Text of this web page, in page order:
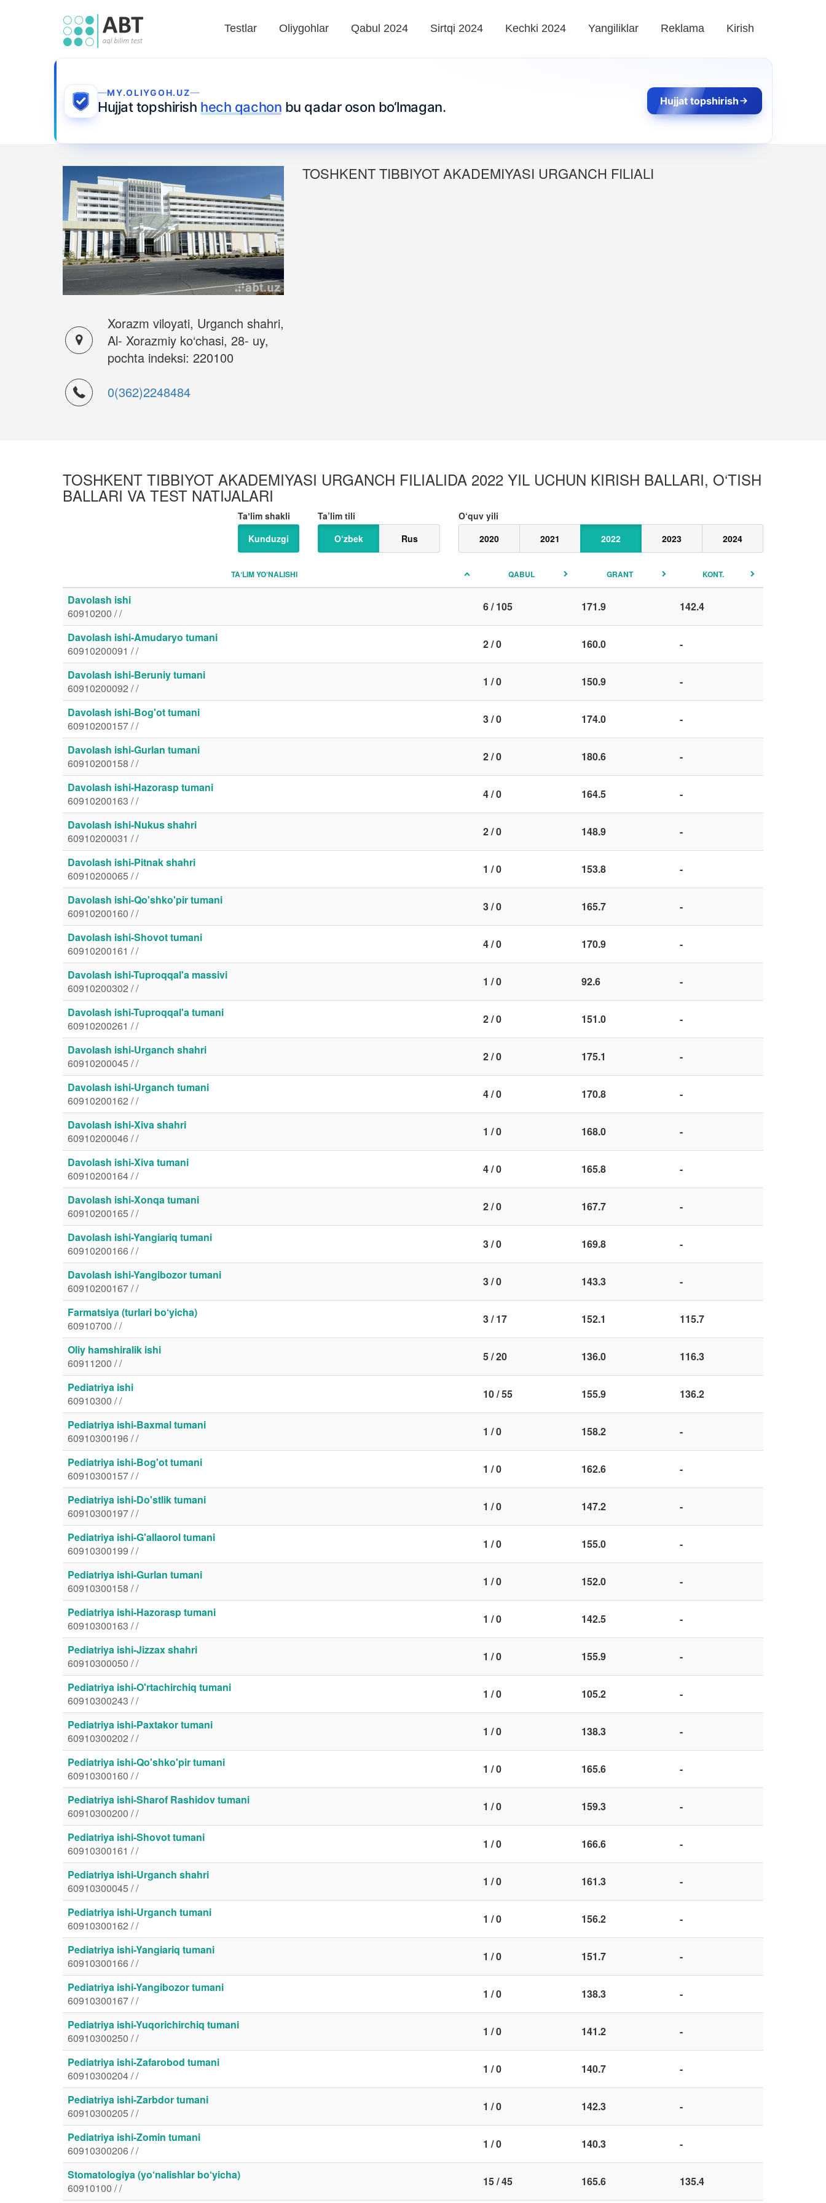
Testlar Oliygohlar Qabul 2024 Sirtqi 2024 Kechki 2024 Yangiliklar Reklama Kirish
MY.OLIYGOH.UZ
Hujjat topshirish hech qachon bu qadar oson bo‘lmagan. Hujjat topshirish
Xorazm viloyati, Urganch shahri,
Al- Xorazmiy ko‘chasi, 28- uy,
pochta indeksi: 220100
0(362)2248484
TOSHKENT TIBBIYOT AKADEMIYASI URGANCH FILIALI
TOSHKENT TIBBIYOT AKADEMIYASI URGANCH FILIALIDA 2022 YIL UCHUN KIRISH BALLARI, O‘TISH
BALLARI VA TEST NATIJALARI
O‘quv yili
2020
2021 2022 2023 2024
Ta’lim tili
O‘zbek
Rus
Taʼlim shakli
Kunduzgi
TAʼLIM YO‘NALISHI QABUL GRANT KONT.
Davolash ishi
60910200 / /
6 / 105 171.9 142.4
Davolash ishi-Amudaryo tumani
60910200091 / /
2 / 0 160.0 -
Davolash ishi-Beruniy tumani
60910200092 / /
1 / 0 150.9 -
Davolash ishi-Bog'ot tumani
60910200157 / /
3 / 0 174.0 -
Davolash ishi-Gurlan tumani
60910200158 / /
2 / 0 180.6 -
Davolash ishi-Hazorasp tumani
60910200163 / /
4 / 0 164.5 -
Davolash ishi-Nukus shahri
60910200031 / /
2 / 0 148.9 -
Davolash ishi-Pitnak shahri
60910200065 / /
1 / 0 153.8 -
Davolash ishi-Qo'shko'pir tumani
60910200160 / /
3 / 0 165.7 -
Davolash ishi-Shovot tumani
60910200161 / /
4 / 0 170.9 -
Davolash ishi-Tuproqqal'a massivi
60910200302 / /
1 / 0 92.6 -
Davolash ishi-Tuproqqal'a tumani
60910200261 / /
2 / 0 151.0 -
Davolash ishi-Urganch shahri
60910200045 / /
2 / 0 175.1 -
Davolash ishi-Urganch tumani
60910200162 / /
4 / 0 170.8 -
Davolash ishi-Xiva shahri
60910200046 / /
1 / 0 168.0 -
Davolash ishi-Xiva tumani
60910200164 / /
4 / 0 165.8 -
Davolash ishi-Xonqa tumani
60910200165 / /
2 / 0 167.7 -
Davolash ishi-Yangiariq tumani
60910200166 / /
3 / 0 169.8 -
Davolash ishi-Yangibozor tumani
60910200167 / /
3 / 0 143.3 -
Farmatsiya (turlari bo‘yicha)
60910700 / /
3 / 17 152.1 115.7
Oliy hamshiralik ishi
60911200 / /
5 / 20 136.0 116.3
Pediatriya ishi
60910300 / /
10 / 55 155.9 136.2
Pediatriya ishi-Baxmal tumani
60910300196 / /
1 / 0 158.2 -
Pediatriya ishi-Bog'ot tumani
60910300157 / /
1 / 0 162.6 -
Pediatriya ishi-Do'stlik tumani
60910300197 / /
1 / 0 147.2 -
Pediatriya ishi-G'allaorol tumani
60910300199 / /
1 / 0 155.0 -
Pediatriya ishi-Gurlan tumani
60910300158 / /
1 / 0 152.0 -
Pediatriya ishi-Hazorasp tumani
60910300163 / /
1 / 0 142.5 -
Pediatriya ishi-Jizzax shahri
60910300050 / /
1 / 0 155.9 -
Pediatriya ishi-O'rtachirchiq tumani
60910300243 / /
1 / 0 105.2 -
Pediatriya ishi-Paxtakor tumani
60910300202 / /
1 / 0 138.3 -
Pediatriya ishi-Qo'shko'pir tumani
60910300160 / /
1 / 0 165.6 -
Pediatriya ishi-Sharof Rashidov tumani
60910300200 / /
1 / 0 159.3 -
Pediatriya ishi-Shovot tumani
60910300161 / /
1 / 0 166.6 -
Pediatriya ishi-Urganch shahri
60910300045 / /
1 / 0 161.3 -
Pediatriya ishi-Urganch tumani
60910300162 / /
1 / 0 156.2 -
Pediatriya ishi-Yangiariq tumani
60910300166 / /
1 / 0 151.7 -
Pediatriya ishi-Yangibozor tumani
60910300167 / /
1 / 0 138.3 -
Pediatriya ishi-Yuqorichirchiq tumani
60910300250 / /
1 / 0 141.2 -
Pediatriya ishi-Zafarobod tumani
60910300204 / /
1 / 0 140.7 -
Pediatriya ishi-Zarbdor tumani
60910300205 / /
1 / 0 142.3 -
Pediatriya ishi-Zomin tumani
60910300206 / /
1 / 0 140.3 -
Stomatologiya (yo‘nalishlar bo‘yicha)
60910100 / /
15 / 45 165.6 135.4